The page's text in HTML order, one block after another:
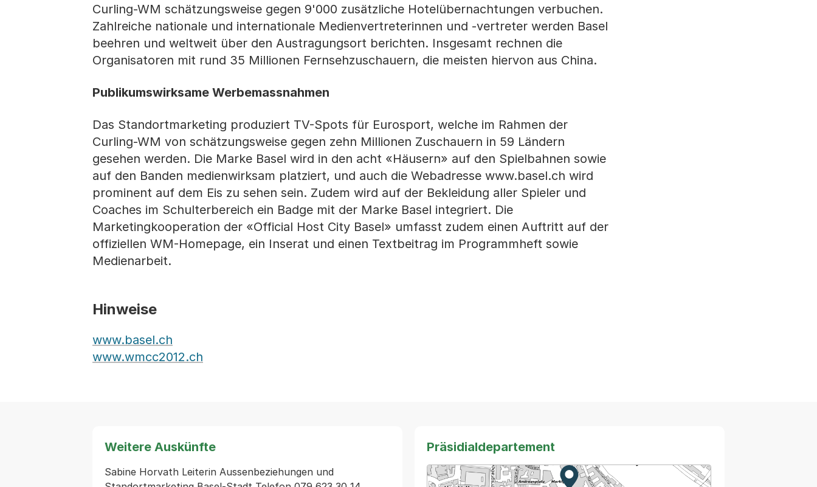
Curling-WM schätzungsweise gegen 9'000 zusätzliche Hotelübernachtungen verbuchen.
Zahlreiche nationale und internationale Medienvertreterinnen und -vertreter werden Basel
beehren und weltweit über den Austragungsort berichten. Insgesamt rechnen die
Organisatoren mit rund 35 Millionen Fernsehzuschauern, die meisten hiervon aus China.
Publikumswirksame Werbemassnahmen
Das Standortmarketing produziert TV-Spots für Eurosport, welche im Rahmen der
Curling-WM von schätzungsweise gegen zehn Millionen Zuschauern in 59 Ländern
gesehen werden. Die Marke Basel wird in den acht «Häusern» auf den Spielbahnen sowie
auf den Banden medienwirksam platziert, und auch die Webadresse www.basel.ch wird
prominent auf dem Eis zu sehen sein. Zudem wird auf der Bekleidung aller Spieler und
Coaches im Schulterbereich ein Badge mit der Marke Basel integriert. Die
Marketingkooperation der «Official Host City Basel» umfasst zudem einen Auftritt auf der
offiziellen WM-Homepage, ein Inserat und einen Textbeitrag im Programmheft sowie
Medienarbeit.
Hinweise
www.basel.ch
www.wmcc2012.ch
Weitere Auskünfte
Sabine Horvath Leiterin Aussenbeziehungen und
Präsidialdepartement